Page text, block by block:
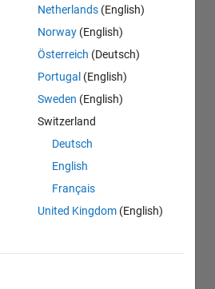
Netherlands (English)
Norway (English)
Österreich (Deutsch)
Portugal (English)
Sweden (English)
Switzerland
Deutsch
English
Français
United Kingdom (English)